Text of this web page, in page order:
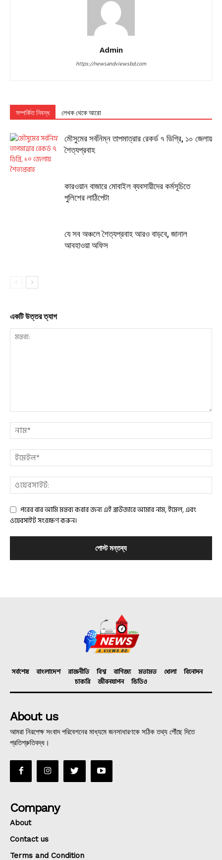
Admin
https://newsandviewsbd.com
সম্পর্কিত নিবন্ধ লেখক থেকে আরো
মৌসুমের সর্বনিম্ন তাপমাত্রার রেকর্ড ৭ ডিগ্রি, ১০ জেলায়
শৈত্যপ্রবাহ
কারওয়ান বাজারে মোবাইল ব্যবসায়ীদের কর্মসূচিতে
পুলিশের লাঠিপেটা
যে সব অঞ্চলে শৈত্যপ্রবাহ আরও বাড়বে, জানাল
আবহাওয়া অফিস
একটি উত্তর ত্যাগ
পরের বার আমি মন্তব্য করার জন্য এই ব্রাউজারে আমার নাম, ইমেল, এবং
ওয়েবসাইট সংরক্ষণ করুন।
সর্বশেষ বাংলাদেশ রাজনীতি বিশ্ব বাণিজ্য মতামত খেলা
বিনোদন
চাকরি
জীবনযাপন ভিডিও
About us
আমরা নিরপেক্ষ সংবাদ পরিবেশনের মাধ্যমে জনসাধারণকে সঠিক তথ্য পৌঁছে দিতে
প্রতিশ্রুতিবদ্ধ।
Company
About
Contact us
Terms and Condition